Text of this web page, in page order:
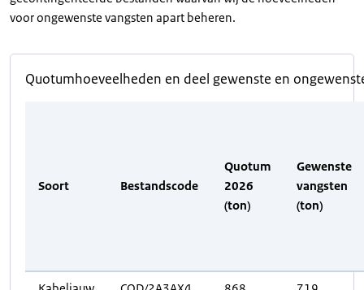
voor ongewenste vangsten apart beheren.
Quotumhoeveelheden en deel gewenste en
Soort Bestandscode
Quotum
2026
(ton)
Gewenste
vangsten
(ton)